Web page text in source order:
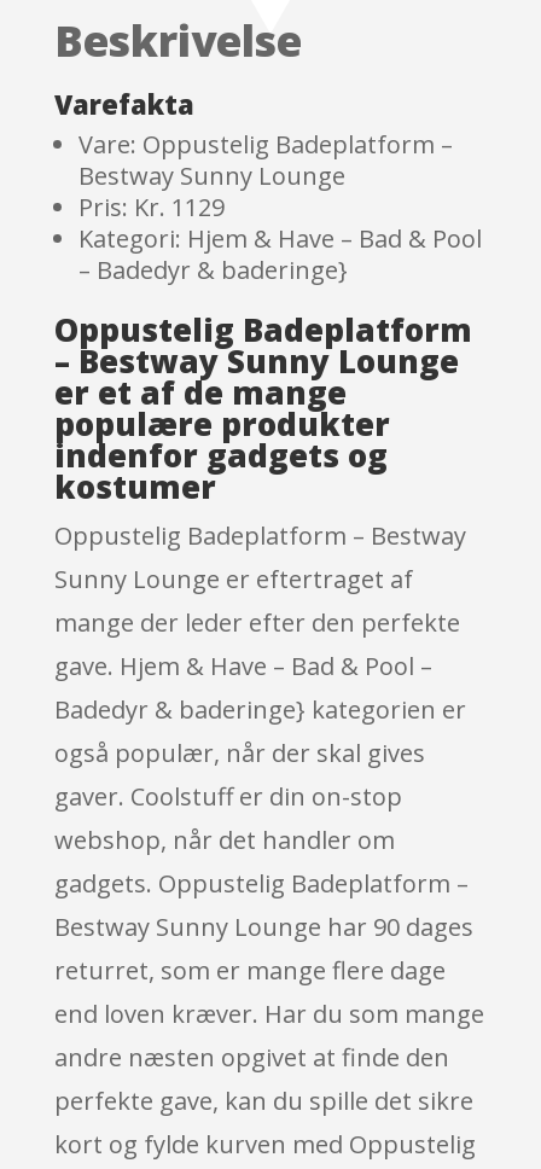
ratings
Beskrivelse
Varefakta
Vare: Oppustelig Badeplatform –
Bestway Sunny Lounge
Pris: Kr. 1129
Kategori: Hjem & Have – Bad & Pool
– Badedyr & baderinge}
Oppustelig Badeplatform
– Bestway Sunny Lounge
er et af de mange
populære produkter
indenfor gadgets og
kostumer
Oppustelig Badeplatform – Bestway
Sunny Lounge er eftertraget af
mange der leder efter den perfekte
gave. Hjem & Have – Bad & Pool –
Badedyr & baderinge} kategorien er
også populær, når der skal gives
gaver. Coolstuff er din on-stop
webshop, når det handler om
gadgets. Oppustelig Badeplatform –
Bestway Sunny Lounge har 90 dages
returret, som er mange flere dage
end loven kræver. Har du som mange
andre næsten opgivet at finde den
perfekte gave, kan du spille det sikre
kort og fylde kurven med Oppustelig